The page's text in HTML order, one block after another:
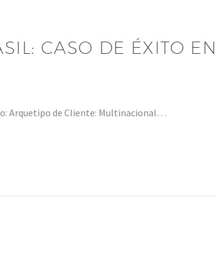
CASO DE ÉXITO EN
Arquetipo de Cliente: Multinacional…